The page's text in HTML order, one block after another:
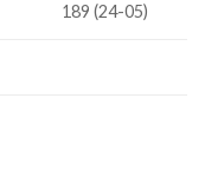
189 (24-05)